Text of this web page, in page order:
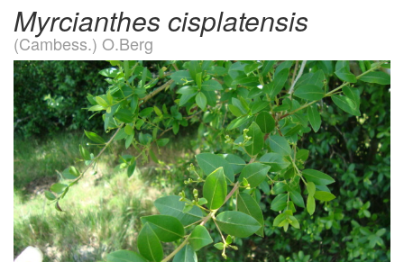
Myrcianthes cisplatensis
(Cambess.) O.Berg